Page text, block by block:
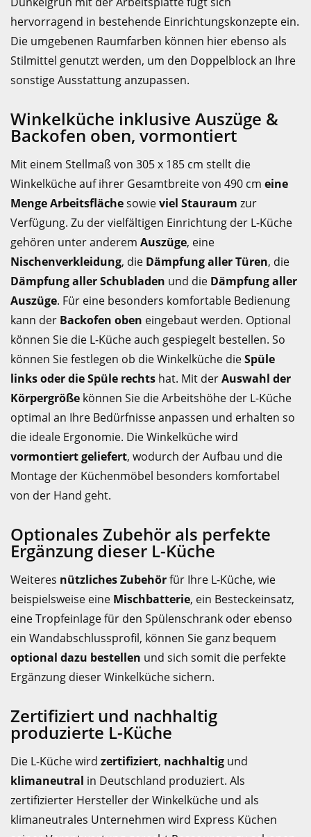
hervorragend in bestehende Einrichtungskonzepte ein.
Die umgebenen Raumfarben können hier ebenso als
Stilmittel genutzt werden, um den Doppelblock an Ihre
sonstige Ausstattung anzupassen.
Winkelküche inklusive Auszüge &
Backofen oben, vormontiert
Mit einem Stellmaß von 305 x 185 cm stellt die
Winkelküche auf ihrer Gesamtbreite von 490 cm eine
Menge Arbeitsflächesowieviel Stauraum zur
Verfügung. Zu der vielfältigen Einrichtung der L-Küche
gehören unter anderem Auszüge, eine
Nischenverkleidung, die Dämpfung aller Türen, die
Dämpfung aller Schubladen und die Dämpfung aller
Auszüge. Für eine besonders komfortable Bedienung
kann der Backofen oben eingebaut werden. Optional
können Sie die L-Küche auch gespiegelt bestellen. So
können Sie festlegen ob die Winkelküche dieSpüle
links oder die Spüle rechts hat. Mit derAuswahl der
Körpergröße können Sie die Arbeitshöhe der L-Küche
optimal an Ihre Bedürfnisse anpassen und erhalten so
die ideale Ergonomie. Die Winkelküche wird
vormontiert geliefert, wodurch der Aufbau und die
Montage der Küchenmöbel besonders komfortabel
von der Hand geht.
Optionales Zubehör als perfekte
Ergänzung dieser L-Küche
Weiteres nützliches Zubehörfür Ihre L-Küche, wie
beispielsweise eine Mischbatterie, ein Besteckeinsatz,
eine Tropfeinlage für den Spülenschrank oder ebenso
ein Wandabschlussprofil, können Sie ganz bequem
optional dazu bestellen und sich somit die perfekte
Ergänzung dieser Winkelküche sichern.
Zertifiziert und nachhaltig
produzierte L-Küche
Die L-Küche wird zertifiziert, nachhaltig und
klimaneutral in Deutschland produziert. Als
zertifizierter Hersteller der Winkelküche und als
klimaneutrales Unternehmen wird Express Küchen